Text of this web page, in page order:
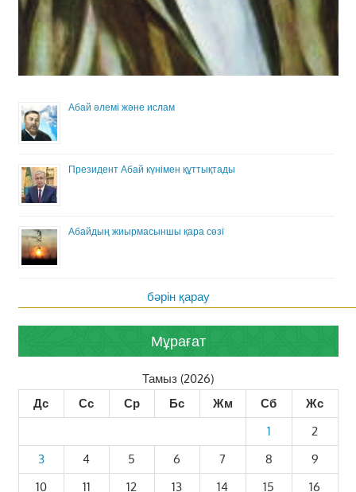
Абай әлемі және ислам
Президент Абай күнімен құттықтады
Абайдың жиырмасыншы қара сөзі
бәрін қарау
Мұрағат
Тамыз (2026)
Дс
Сс Ср Бс Жм Сб
Жс
1
2
3
4 5 6 7 8
9
10
11 12 13 14 15
16